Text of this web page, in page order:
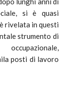
si è quasi
rivelata in questi
strumento di
posti di lavoro